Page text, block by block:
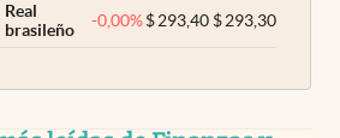
Real
brasileño
-0,00% $293,40 $293,30